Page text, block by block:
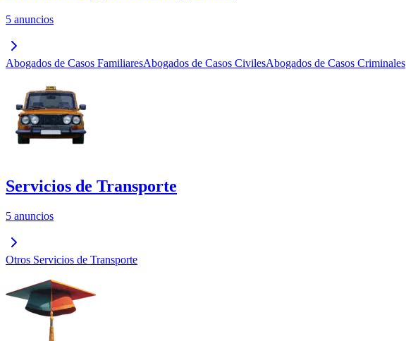
5 anuncios
Abogados de Casos FamiliaresAbogados de Casos CivilesAbogados de Casos Criminales
Servicios de Transporte
5 anuncios
Otros Servicios de Transporte